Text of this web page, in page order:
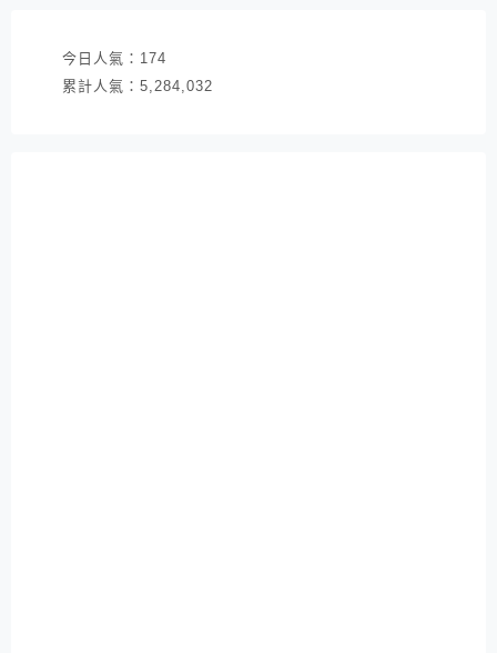
今日人氣： 174
累計人氣： 5,284,032